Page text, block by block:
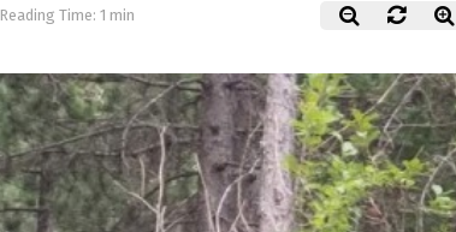
Reading Time: 1 min